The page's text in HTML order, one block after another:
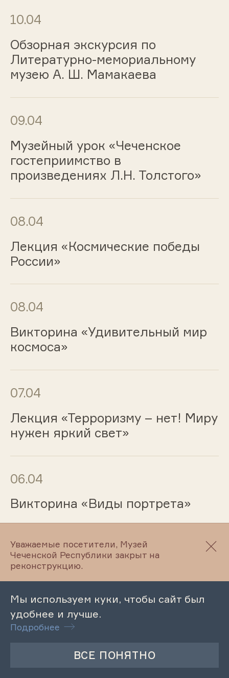
10.04
Обзорная экскурсия по
Литературно-мемориальному
музею А. Ш. Мамакаева
09.04
Музейный урок «Чеченское
гостеприимство в
произведениях Л.Н. Толстого»
08.04
Лекция «Космические победы
России»
08.04
Викторина «Удивительный мир
космоса»
07.04
Лекция «Терроризму – нет! Миру
нужен яркий свет»
06.04
Викторина «Виды портрета»
03.04
Лекция «Формы землевладения
XIX – начале XX в.»
Уважаемые посетители, Музей
Чеченской Республики закрыт на
реконструкцию.
Мы используем куки, чтобы сайт был
удобнее и лучше.
Подробнее